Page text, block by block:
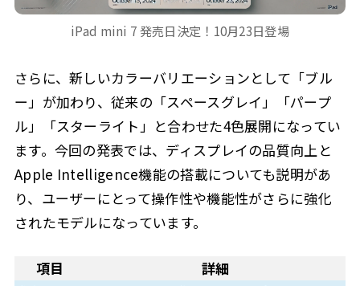
iPad mini 7 発売日決定！10月23日登場
さらに、新しいカラーバリエーションとして「ブル
ー」が加わり、従来の「スペースグレイ」「パープ
ル」「スターライト」と合わせた4色展開になってい
ます。今回の発表では、ディスプレイの品質向上と
Apple Intelligence機能の搭載についても説明があ
り、ユーザーにとって操作性や機能性がさらに強化
されたモデルになっています。
項目
詳細